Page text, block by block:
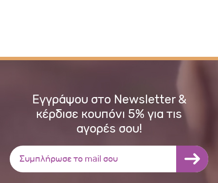
Εγγράψου στο Newsletter &
κέρδισε κουπόνι 5% για τις
αγορές σου!